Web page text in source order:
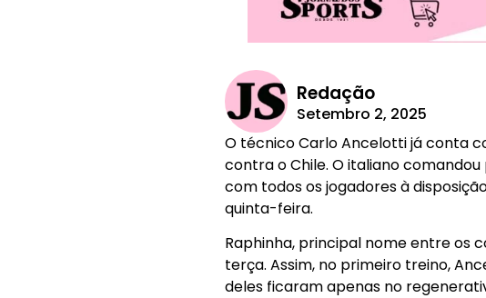
Redação
Setembro 2, 2025
O técnico Carlo Ancelotti já conta
contra o Chile. O italiano
com todos os jogadores à
quinta-feira.
Raphinha, principal nome entre os
terça. Assim, no primeiro treino,
deles ficaram apenas no